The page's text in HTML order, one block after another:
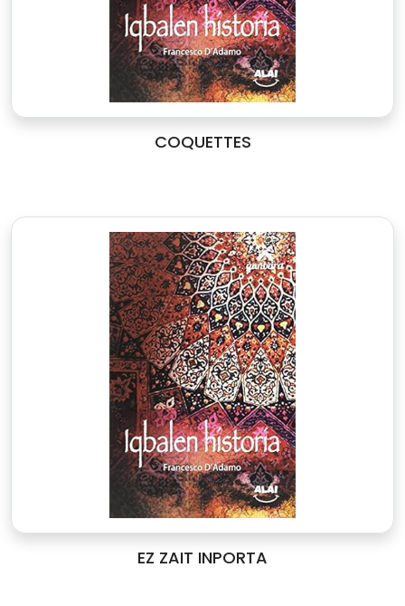
COQUETTES
EZ ZAIT INPORTA